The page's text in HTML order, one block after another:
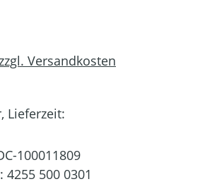
Versandkosten
Lieferzeit:
100011809
4255 500 0301